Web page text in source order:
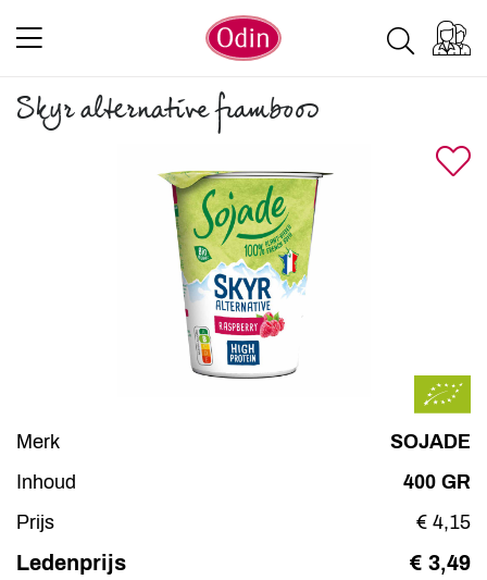
Skyr alternative framboos
Merk
SOJADE
Inhoud
400 GR
Prijs
€ 4,15
Ledenprijs € 3,49